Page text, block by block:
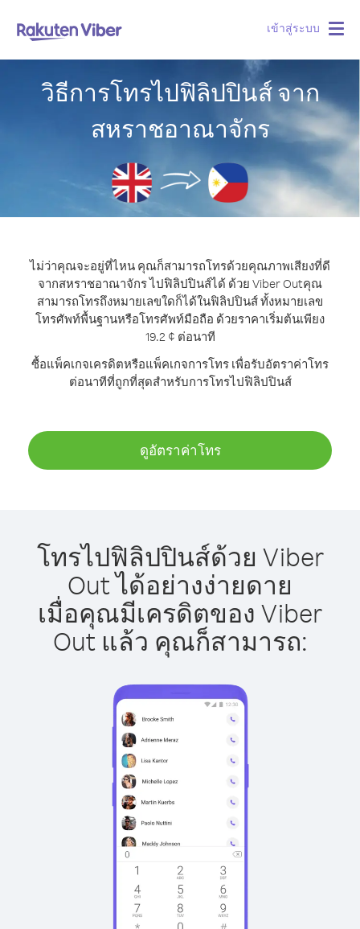
เข้าสู่ระบบ
วิธีการโทรไปฟิลิปปินส์ จาก
สหราชอาณาจักร
ไม่ว่าคุณจะอยู่ที่ไหน คุณก็สามารถโทรด้วยคุณภาพเสียงที่ดี
จากสหราชอาณาจักร ไปฟิลิปปินส์ได้ ด้วย Viber Outคุณ
สามารถโทรถึงหมายเลขใดก็ได้ในฟิลิปปินส์ ทั้งหมายเลข
โทรศัพท์พื้นฐานหรือโทรศัพท์มือถือ ด้วยราคาเริ่มต้นเพียง
19.2 ¢ ต่อนาที
ซื้อแพ็คเกจเครดิตหรือแพ็คเกจการโทร เพื่อรับอัตราค่าโทร
ต่อนาทีที่ถูกที่สุดสำหรับการโทรไปฟิลิปปินส์
ดูอัตราค่าโทร
โทรไปฟิลิปปินส์ด้วย Viber
Out ได้อย่างง่ายดาย
เมื่อคุณมีเครดิตของ Viber
Out แล้ว คุณก็สามารถ: